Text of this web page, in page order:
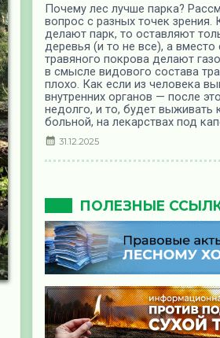
Почему лес лучше парка?
вопрос с разных точек зрения.
делают парк, то оставляют
деревья (и то не все), а вместо
травяного покрова делают
в смысле видового состава
плохо. Как если из человека
внутренних органов — после
недолго, и то, будет выживать
больной, на лекарствах под
31.12.2025
ПОЛЕЗНЫЕ